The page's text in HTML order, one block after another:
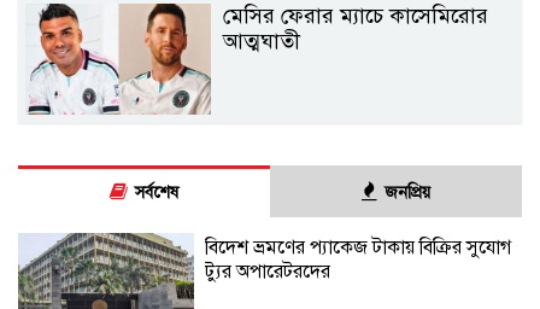
মেসির ফেরার ম্যাচে কাসেমিরোর
আত্মঘাতী
সর্বশেষ জনপ্রিয়
বিদেশ ভ্রমণের প্যাকেজ টাকায় বিক্রির সুযোগ
ট্যুর অপারেটরদের